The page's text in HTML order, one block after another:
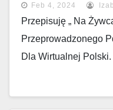
Feb 4, 2024
Przepisuję „ Na
Przeprowadzonego
Dla Wirtualnej Polski.